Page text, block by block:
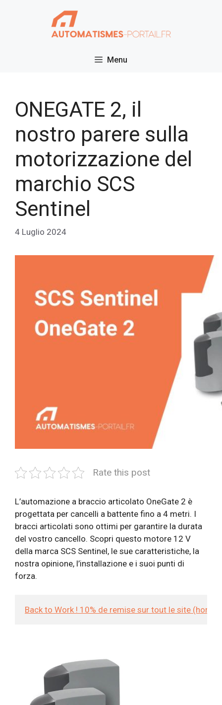
Menu
ONEGATE 2, il
nostro parere sulla
motorizzazione del
marchio SCS
Sentinel
4 Luglio 2024
Rate this post
L’automazione a braccio articolato OneGate 2 è
progettata per cancelli a battente fino a 4 metri. I
bracci articolati sono ottimi per garantire la durata
del vostro cancello. Scopri questo motore 12 V
della marca SCS Sentinel, le sue caratteristiche, la
nostra opinione, l’installazione e i suoi punti di
forza.
Back to Work ! 10% de remise sur tout le site (hors